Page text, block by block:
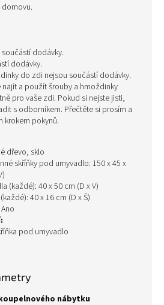
dodávky.
dodávky.
do zdi nejsou součástí dodávky.
a použít šrouby a hmoždinky
pro vaše zdi. Pokud si nejste jisti,
s odborníkem. Přečtěte si prosím a
krokem pokynů.
dřevo, sklo
skříňky pod umyvadlo: 150 x 45 x
(každé): 40 x 50 cm (D x V)
40 x 16 cm (D x Š)
pod umyvadlo
nábytku